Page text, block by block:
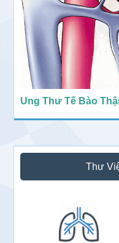
Ung Thư Tế Bào
Thư